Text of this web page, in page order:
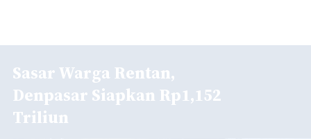
Sasar Warga Rentan,
Denpasar Siapkan Rp1,152
Triliun